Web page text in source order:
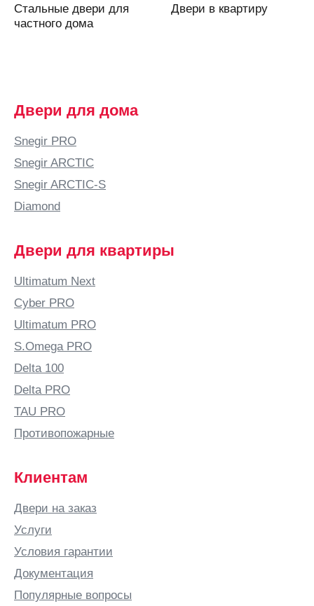
Аскарово
область)
Атырау
Аша
Б
Бабяково
Баку
Балаково
Балашиха
Балашов
Балтай
Барановичи
Барнаул
Барыш
Батайск
Белая
Калитва
Белгород
Белово
Белозерск
Белорецк
Белореченск
Стальные двери для
частного дома
Двери в квартиру
Двери для дома
Snegir PRO
Snegir ARCTIC
Snegir ARCTIC-S
Diamond
Двери для квартиры
Ultimatum Next
Cyber PRO
Ultimatum PRO
S.Omega PRO
Delta 100
Delta PRO
TAU PRO
Противопожарные
Клиентам
Двери на заказ
Услуги
Условия гарантии
Документация
Популярные вопросы